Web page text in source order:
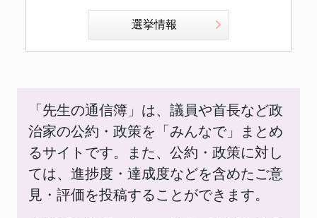
選挙情報
「先生の通信簿」は、議員や首長など政
治家の公約・政策を「みんなで」まとめ
るサイトです。また、公約・政策に対し
ては、進捗度・達成度などを含めたご意
見・評価を投稿することができます。